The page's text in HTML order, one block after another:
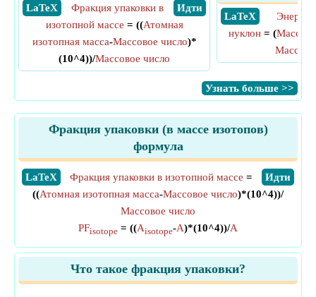
​ LaTeX
​ Идти
Фракция упаковки в
изотопной массе = ((Атомная
изотопная масса-Массовое число)*
(10^4))/Массовое число
​ LaTeX
Энергия
нуклон = (
​Узнать больше >>
Фракция упаковки (в массе изотопов)
формула
​LaTeX ​Идти
Фракция упаковки в изотопной массе =
((Атомная изотопная масса-Массовое число)*(10^4))/
Массовое число
PFisotope = ((Aisotope-A)*(10^4))/A
Что такое фракция упаковки?